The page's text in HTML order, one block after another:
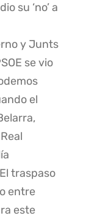
su ‘no’ a
y Junts
se vio
el
traspaso
entre
este